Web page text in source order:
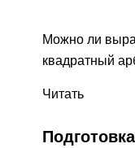
Можно ли
квадратный
Читать